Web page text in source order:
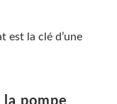
est la clé d’une
pompe